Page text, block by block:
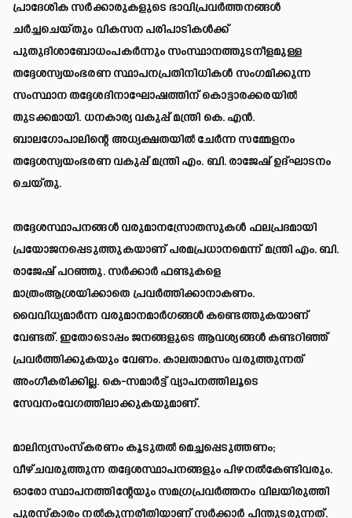
പ്രാദേശിക സര്‍ക്കാരുകളുടെ ഭാവിപ്രവര്‍ത്തനങ്ങള്‍
ചര്‍ച്ചചെയ്തും വികസന പരിപാടികള്‍ക്ക്
പുതുദിശാബോധംപകര്‍ന്നും സംസ്ഥാനത്തുടനീളമുള്ള
തദ്ദേശസ്വയംഭരണ സ്ഥാപനപ്രതിനിധികള്‍ സംഗമിക്കുന്ന
സംസ്ഥാന തദ്ദേശദിനാഘോഷത്തിന് കൊട്ടാരക്കരയില്‍
തുടക്കമായി. ധനകാര്യ വകുപ്പ് മന്ത്രി കെ. എന്‍.
ബാലഗോപാലിന്റെ അധ്യക്ഷതയില്‍ ചേര്‍ന്ന സമ്മേളനം
തദ്ദേശസ്വയംഭരണ വകുപ്പ് മന്ത്രി എം. ബി. രാജേഷ് ഉദ്ഘാടനം
ചെയ്തു.
തദ്ദേശസ്ഥാപനങ്ങള്‍ വരുമാനസ്രോതസുകള്‍ ഫലപ്രദമായി
പ്രയോജനപ്പെടുത്തുകയാണ് പരമപ്രധാനമെന്ന് മന്ത്രി എം. ബി.
രാജേഷ് പറഞ്ഞു. സര്‍ക്കാര്‍ ഫണ്ടുകളെ
മാത്രംആശ്രയിക്കാതെ പ്രവര്‍ത്തിക്കാനാകണം.
വൈവിധ്യമാര്‍ന്ന വരുമാനമാര്‍ഗങ്ങള്‍ കണ്ടെത്തുകയാണ്
വേണ്ടത്. ഇതോടൊപ്പം ജനങ്ങളുടെ ആവശ്യങ്ങള്‍ കണ്ടറിഞ്ഞ്
പ്രവര്‍ത്തിക്കുകയും വേണം. കാലതാമസം വരുത്തുന്നത്
അംഗീകരിക്കില്ല. കെ-സമാര്‍ട്ട് വ്യാപനത്തിലൂടെ
സേവനംവേഗത്തിലാക്കുകയുമാണ്.
മാലിന്യസംസ്‌കരണം കൂടുതല്‍ മെച്ചപ്പെടുത്തണം;
വീഴ്ചവരുത്തുന്ന തദ്ദേശസ്ഥാപനങ്ങളും പിഴനല്‍കേണ്ടിവരും.
ഓരോ സ്ഥാപനത്തിന്റേയും സമഗ്രപ്രവര്‍ത്തനം വിലയിരുത്തി
പുരസ്‌കാരം നല്‍കുന്നരീതിയാണ് സര്‍ക്കാര്‍ പിന്തുടരുന്നത്.